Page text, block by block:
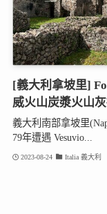
[義大利拿坡里]
威火山炭漿火山
義大利南部拿坡里
79年遭遇 Vesuvio...
2023-08-24 Italia 義大利